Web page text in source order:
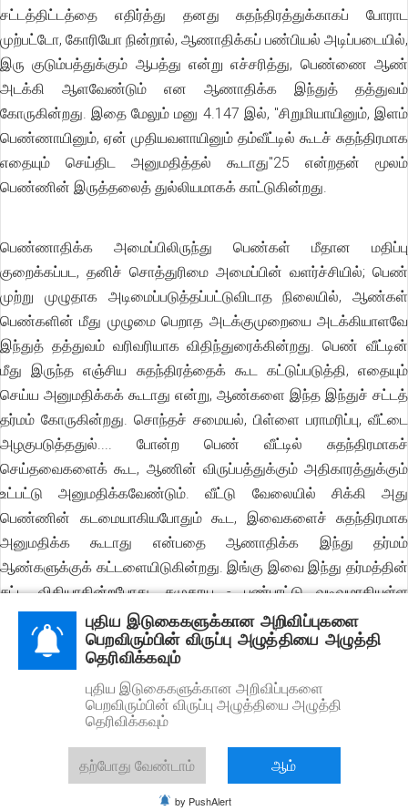
சட்டத்திட்டத்தை எதிர்த்து தனது சுதந்திரத்துக்காகப் போராட
முற்பட்டோ, கோரியோ நின்றால், ஆணாதிக்கப் பண்பியல் அடிப்படையில்,
இரு குடும்பத்துக்கும் ஆபத்து என்று எச்சரித்து, பெண்ணை ஆண்
அடக்கி ஆளவேண்டும் என ஆணாதிக்க இந்துத் தத்துவம்
கோருகின்றது. இதை மேலும் மனு 4.147 இல், ''சிறுமியாயினும், இளம்
பெண்ணாயினும், ஏன் முதியவளாயினும் தம்வீட்டில் கூடச் சுதந்திரமாக
எதையும் செய்திட அனுமதித்தல் கூடாது"25 என்றதன் மூலம்
பெண்ணின் இருத்தலைத் துல்லியமாகக் காட்டுகின்றது.
பெண்ணாதிக்க அமைப்பிலிருந்து பெண்கள் மீதான மதிப்பு
குறைக்கப்பட, தனிச் சொத்துரிமை அமைப்பின் வளர்ச்சியில்; பெண்
முற்று முழுதாக அடிமைப்படுத்தப்பட்டுவிடாத நிலையில், ஆண்கள்
பெண்களின் மீது முழுமை பெறாத அடக்குமுறையை அடக்கியாளவே
இந்துத் தத்துவம் வரிவரியாக விதிந்துரைக்கின்றது. பெண் வீட்டின்
மீது இருந்த எஞ்சிய சுதந்திரத்தைக் கூட கட்டுப்படுத்தி, எதையும்
செய்ய அனுமதிக்கக் கூடாது என்று, ஆண்களை இந்த இந்துச் சட்டத்
தர்மம் கோருகின்றது. சொந்தச் சமையல், பிள்ளை பராமரிப்பு, வீட்டை
அழகுபடுத்ததுல்.... போன்ற பெண் வீட்டில் சுதந்திரமாகச்
செய்தவைகளைக் கூட, ஆணின் விருப்பத்துக்கும் அதிகாரத்துக்கும்
உட்பட்டு அனுமதிக்கவேண்டும். வீட்டு வேலையில் சிக்கி அது
பெண்ணின் கடமையாகியபோதும் கூட, இவைகளைச் சுதந்திரமாக
அனுமதிக்க கூடாது என்பதை ஆணாதிக்க இந்து தர்மம்
ஆண்களுக்குக் கட்டளையிடுகின்றது. இங்கு இவை இந்து தர்மத்தின்
சட்ட விதியாகின்றபோது, சமுதாய - பண்பாட்டு வடிவமாகியுள்ள
நிலையில், ஆணாதிக்கத்துக்கு எதிரான போராட்டம் சமுதாயத்தைப்
புரட்டிப் போராடும் புரட்சிதான் பெண்ணை விடுவிக்கும்;. இந்த இடத்தில்
ஆண்கள் பெண்களின் சுதந்திரத்தைத் தனிப்பட அனுமதிக்கும்போது
அவனை வலுவற்ற கணவனாகக் கூறியதுடன், இந்து தர்மத்தை
நிலைநாட்ட, சாதியின் பெயரில் பெண் அடிமைப்படுத்த, அடுத்த
மனு 9.6 இல், ''எல்லாச் சாதியினருக்கும் விதிக்கப்பட்டுள்ள உயர்கடமை
புதிய இடுகைகளுக்கான அறிவிப்புகளை
பெறவிரும்பின் விருப்பு அழுத்தியை அழுத்தி
தெரிவிக்கவும்
புதிய இடுகைகளுக்கான அறிவிப்புகளை
பெறவிரும்பின் விருப்பு அழுத்தியை அழுத்தி
தெரிவிக்கவும்
தற்போது வேண்டாம் ஆம்
by PushAlert